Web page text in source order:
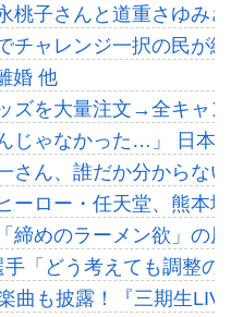
桃子さんと道重さゆみさ
チャレンジ一択の民が続
婚 他
ズを大量注文→全キャン
じゃなかった…」 日本
さん、誰だか分からな
ーロー・任天堂、熊本
締めのラーメン欲」の原
手「どう考えても調整の
曲も披露！『三期生